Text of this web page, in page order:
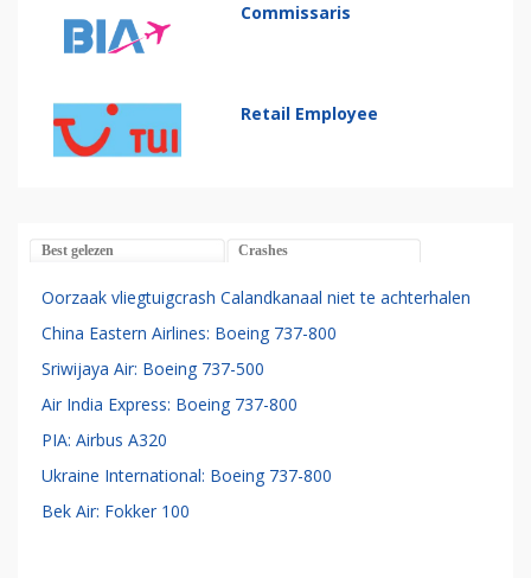
Commissaris
Retail Employee
Best gelezen Crashes
Oorzaak vliegtuigcrash Calandkanaal niet te achterhalen
China Eastern Airlines: Boeing 737-800
Sriwijaya Air: Boeing 737-500
Air India Express: Boeing 737-800
PIA: Airbus A320
Ukraine International: Boeing 737-800
Bek Air: Fokker 100